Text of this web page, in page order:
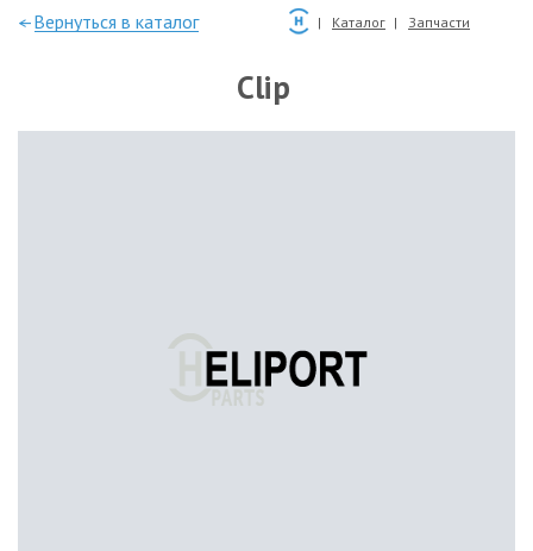
—Вернуться в каталог Каталог Запчасти
Clip